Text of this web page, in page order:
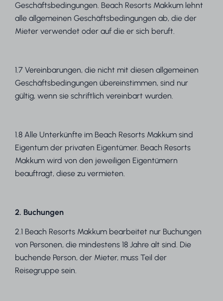
Geschäftsbedingungen. Beach Resorts Makkum lehnt
alle allgemeinen Geschäftsbedingungen ab, die der
Mieter verwendet oder auf die er sich beruft.
1.7 Vereinbarungen, die nicht mit diesen allgemeinen
Geschäftsbedingungen übereinstimmen, sind nur
gültig, wenn sie schriftlich vereinbart wurden.
1.8 Alle Unterkünfte im Beach Resorts Makkum sind
Eigentum der privaten Eigentümer. Beach Resorts
Makkum wird von den jeweiligen Eigentümern
beauftragt, diese zu vermieten.
2. Buchungen
2.1 Beach Resorts Makkum bearbeitet nur Buchungen
von Personen, die mindestens 18 Jahre alt sind. Die
buchende Person, der Mieter, muss Teil der
Reisegruppe sein.